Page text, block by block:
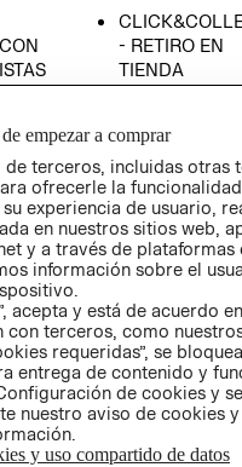
- RETIRO EN
TIENDA
CONDICIONES
AVISO DE
PRIVACIDAD
GIFT CARD
AVISO DE
COOKIES
empezar a comprar
terceros, incluidas otras
ofrecerle la
experiencia de usuario,
en nuestros sitios web,
y a través de plataformas
información sobre el
acepta y está de acuerdo
terceros, como
requeridas”, se
entrega de contenido y
de cookies y
nuestro aviso de cookies
y uso compartido de datos